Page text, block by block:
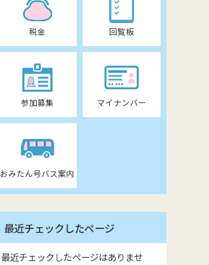
税金 回覧板
参加募集 マイナンバー
おみたん号バス案内
最近チェックしたページ
最近チェックしたページはありませ